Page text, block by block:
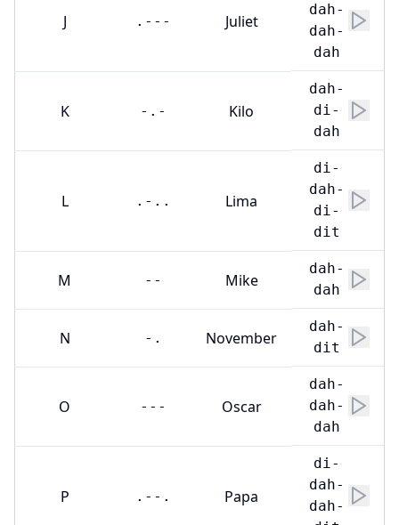
J .--- Juliet
dah-
dah-
dah
K -.- Kilo
dah-
di-
dah
L .-.. Lima
di-
dah-
di-
dit
M -- Mike
dah-
dah
N -. November
dah-
dit
O --- Oscar
dah-
dah-
dah
P .--. Papa
di-
dah-
dah-